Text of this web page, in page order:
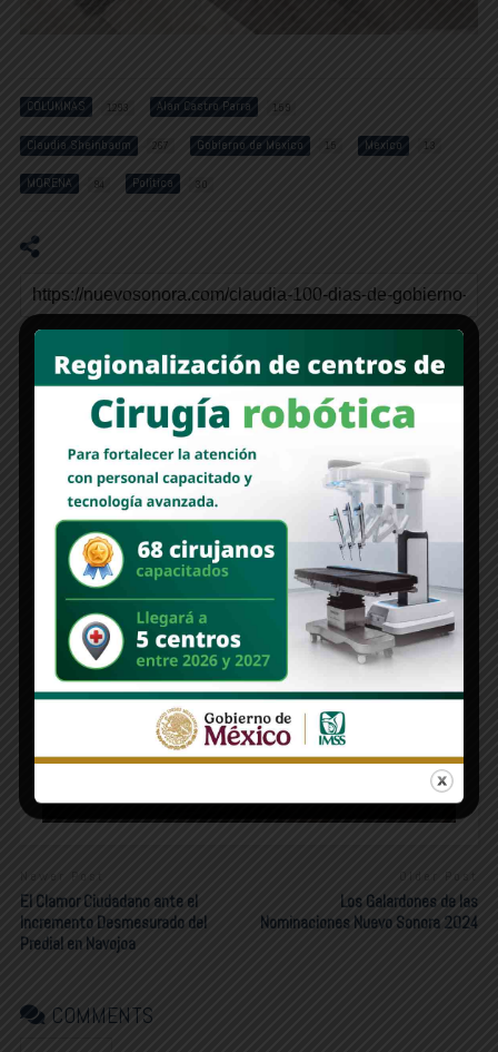
COLUMNAS 1293 Alan Castro Parra 159
Claudia Sheinbaum 267 Gobierno de Mexico 15 Mexico 13
MORENA 94 Política 30
RECOMMENDED FOR YOU
MONITOR | Volver al futuro, los alcaldes que
regresan del pasado
“Por la candidatura a Hermosillo, hay que
emparejar el piso y actuar con generosidad”: Wendy
Newer Post
El Clamor Ciudadano ante el
Incremento Desmesurado del
Predial en Navojoa
Older Post
Los Galardones de las
Nominaciones Nuevo Sonora 2024
COMMENTS